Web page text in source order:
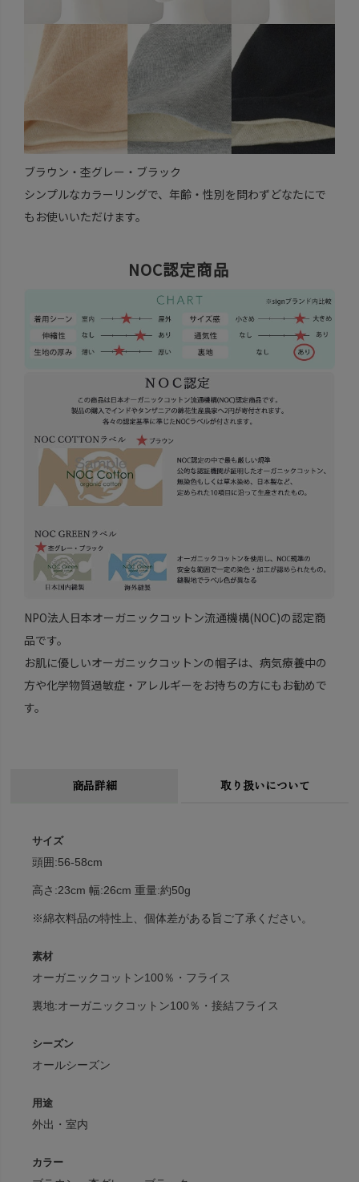
ブラウン・杢グレー・ブラック
シンプルなカラーリングで、年齢・性別を問わずどなたにで
もお使いいただけます。
NOC認定商品
NPO法人日本オーガニックコットン流通機構(NOC)の認定商
品です。
お肌に優しいオーガニックコットンの帽子は、病気療養中の
方や化学物質過敏症・アレルギーをお持ちの方にもお勧めで
す。
商品詳細 取り扱いについて
サイズ
頭囲:56-58cm
高さ:23cm 幅:26cm 重量:約50g
※綿衣料品の特性上、個体差がある旨ご了承ください。
素材
オーガニックコットン100％・フライス
裏地:オーガニックコットン100％・接結フライス
シーズン
オールシーズン
用途
外出・室内
カラー